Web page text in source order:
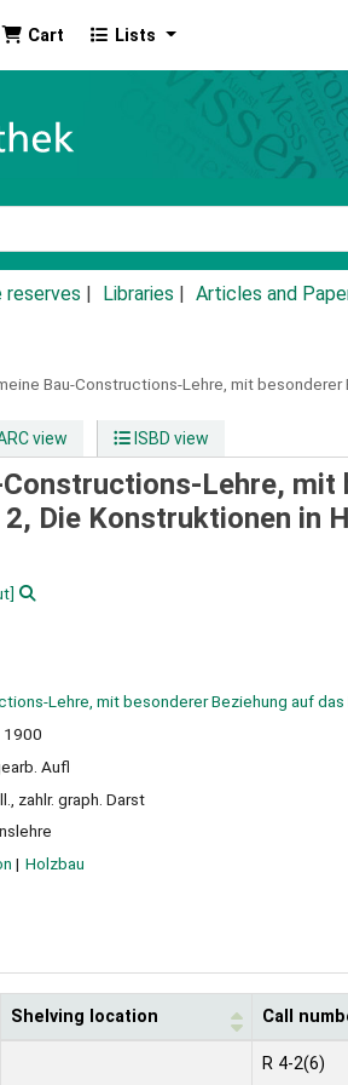
Cart Lists
reserves Libraries Articles and
Bau-Constructions-Lehre, mit
view ISBD view
Lehre, mit
2, Die Konstruktionen in
Lehre, mit besonderer Beziehung auf das
1900
Aufl
zahlr. graph. Darst
Holzbau
Shelving location Call
R 4-2(6)